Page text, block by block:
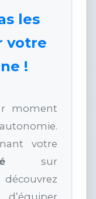
les
votre
!
moment
votre
sur